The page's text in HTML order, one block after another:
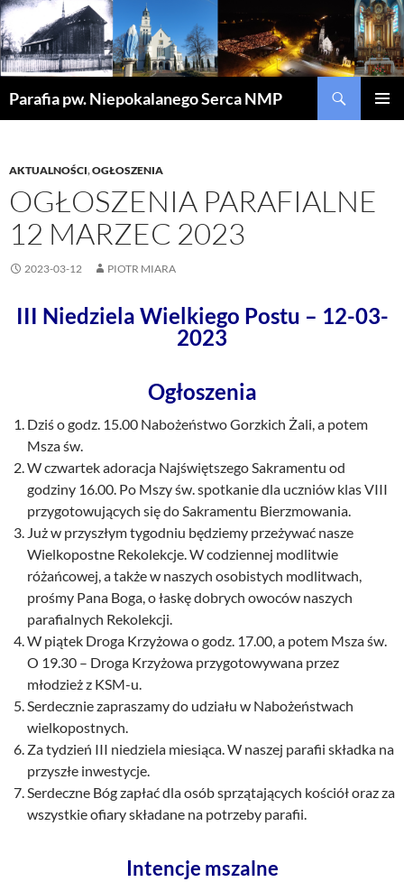
Parafia pw. Niepokalanego Serca NMP
AKTUALNOŚCI,OGŁOSZENIA
OGŁOSZENIA PARAFIALNE
12 MARZEC 2023
2023-03-12 PIOTR MIARA
III Niedziela Wielkiego Postu – 12-03-
2023
Ogłoszenia
Dziś o godz. 15.00 Nabożeństwo Gorzkich Żali, a potem
Msza św.
W czwartek adoracja Najświętszego Sakramentu od
godziny 16.00. Po Mszy św. spotkanie dla uczniów klas VIII
przygotowujących się do Sakramentu Bierzmowania.
Już w przyszłym tygodniu będziemy przeżywać nasze
Wielkopostne Rekolekcje. W codziennej modlitwie
różańcowej, a także w naszych osobistych modlitwach,
prośmy Pana Boga, o łaskę dobrych owoców naszych
parafialnych Rekolekcji.
W piątek Droga Krzyżowa o godz. 17.00, a potem Msza św.
O 19.30 – Droga Krzyżowa przygotowywana przez
młodzież z KSM-u.
Serdecznie zapraszamy do udziału w Nabożeństwach
wielkopostnych.
Za tydzień III niedziela miesiąca. W naszej parafii składka na
przyszłe inwestycje.
Serdeczne Bóg zapłać dla osób sprzątających kościół oraz za
wszystkie ofiary składane na potrzeby parafii.
Intencje mszalne